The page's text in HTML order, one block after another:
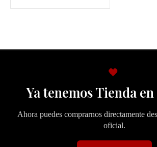
🖤
Ya tenemos Tienda
Ahora puedes comprarnos directamente
oficial.